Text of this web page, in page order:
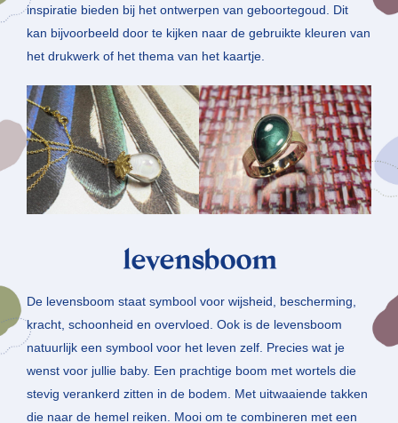
inspiratie bieden bij het ontwerpen van geboortegoud. Dit
kan bijvoorbeeld door te kijken naar de gebruikte kleuren van
het drukwerk of het thema van het kaartje.
levensboom
De levensboom staat symbool voor wijsheid, bescherming,
kracht, schoonheid en overvloed. Ook is de levensboom
natuurlijk een symbool voor het leven zelf. Precies wat je
wenst voor jullie baby. Een prachtige boom met wortels die
stevig verankerd zitten in de bodem. Met uitwaaiende takken
die naar de hemel reiken. Mooi om te combineren met een